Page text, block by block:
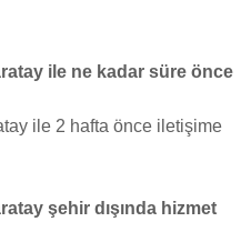
ile ne kadar süre önce
ile 2 hafta önce iletişime
şehir dışında hizmet